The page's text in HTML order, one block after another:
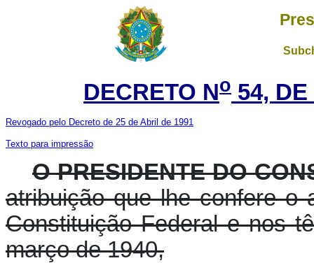
DECRETO No 54,
Revogado pelo Decreto de 25 de Abril de 1991
Texto para impressão
O PRESIDENTE DO
atribuição que lhe confere o
Constituição Federal e nos
março de 1940,